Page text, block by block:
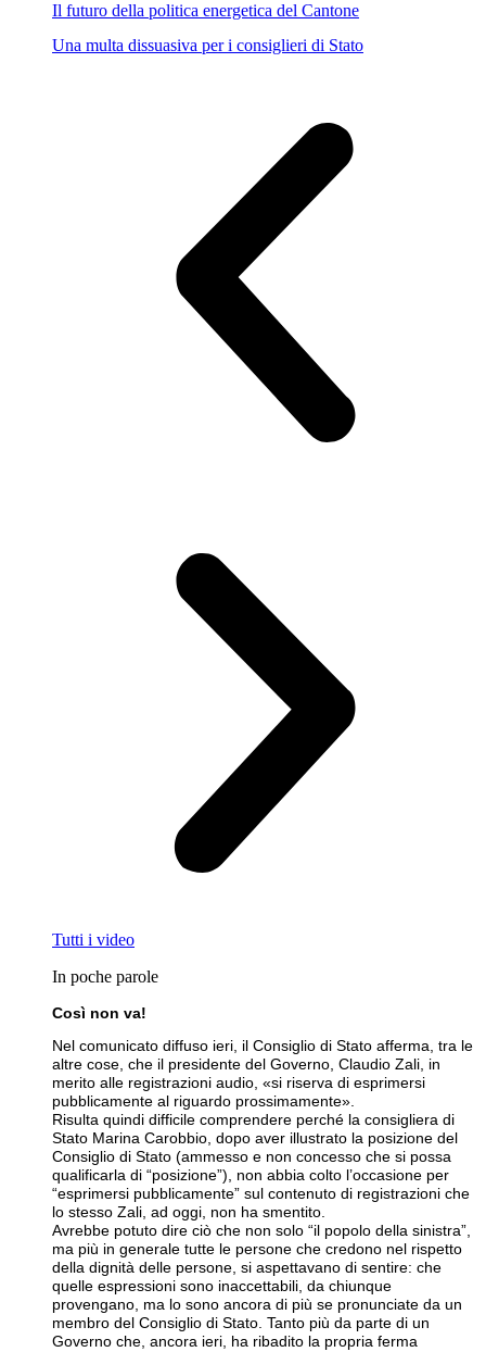
Il futuro della politica energetica del Cantone
Una multa dissuasiva per i consiglieri di Stato
Tutti i video
In poche parole
Così non va!
Nel comunicato diffuso ieri, il Consiglio di Stato afferma, tra le
altre cose, che il presidente del Governo, Claudio Zali, in
merito alle registrazioni audio, «si riserva di esprimersi
pubblicamente al riguardo prossimamente».
Risulta quindi difficile comprendere perché la consigliera di
Stato Marina Carobbio, dopo aver illustrato la posizione del
Consiglio di Stato (ammesso e non concesso che si possa
qualificarla di “posizione”), non abbia colto l’occasione per
“esprimersi pubblicamente” sul contenuto di registrazioni che
lo stesso Zali, ad oggi, non ha smentito.
Avrebbe potuto dire ciò che non solo “il popolo della sinistra”,
ma più in generale tutte le persone che credono nel rispetto
della dignità delle persone, si aspettavano di sentire: che
quelle espressioni sono inaccettabili, da chiunque
provengano, ma lo sono ancora di più se pronunciate da un
membro del Consiglio di Stato. Tanto più da parte di un
Governo che, ancora ieri, ha ribadito la propria ferma